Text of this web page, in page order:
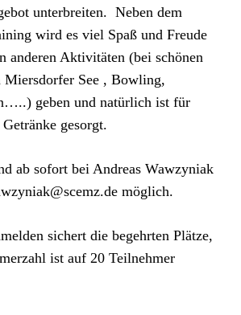
unterbreiten. Neben dem
wird es viel Spaß und Freude
anderen Aktivitäten (bei schönen
Miersdorfer See , Bowling,
geben und natürlich ist für
gesorgt.
ab sofort bei Andreas Wawzyniak
möglich.
sichert die begehrten Plätze,
ist auf 20 Teilnehmer